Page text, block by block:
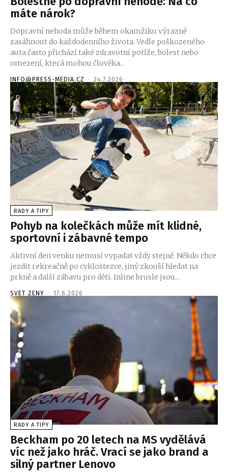
máte nárok?
Dopravní nehoda může během okamžiku výrazně
zasáhnout do každodenního života. Vedle poškozeného
auta často přichází také zdravotní potíže, bolest nebo
omezení, která mohou člověka...
INFO@PRESS-MEDIA.CZ - 24.7.2026
RADY A TIPY
Pohyb na kolečkách může mít klidné,
sportovní i zábavné tempo
Aktivní den venku nemusí vypadat vždy stejně. Někdo chce
jezdit rekreačně po cyklostezce, jiný zkouší hledat na
prkně a další zábavu pro děti. Inline brusle jsou...
SVET ZENY - 17.6.2026
RADY A TIPY
Beckham po 20 letech na MS vydělává
víc než jako hráč. Vrací se jako brand a
silný partner Lenovo